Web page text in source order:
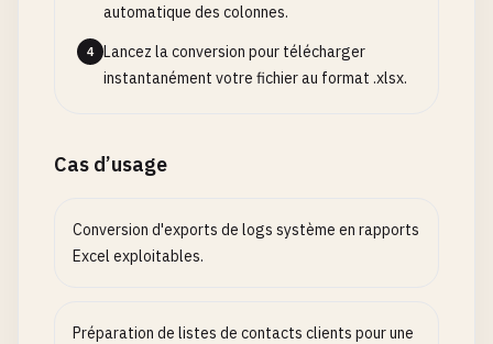
automatique des colonnes.
4
Lancez la conversion pour télécharger
instantanément votre fichier au format .xlsx.
Cas d’usage
Conversion d'exports de logs système en rapports
Excel exploitables.
Préparation de listes de contacts clients pour une